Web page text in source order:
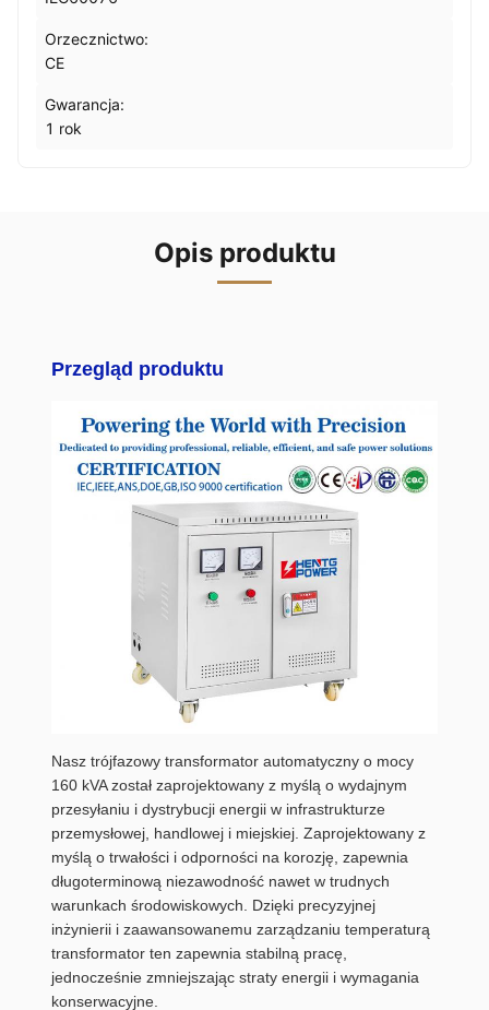
Orzecznictwo:
CE
Gwarancja:
1 rok
Opis produktu
Przegląd produktu
Nasz trójfazowy transformator automatyczny o mocy
160 kVA został zaprojektowany z myślą o wydajnym
przesyłaniu i dystrybucji energii w infrastrukturze
przemysłowej, handlowej i miejskiej. Zaprojektowany z
myślą o trwałości i odporności na korozję, zapewnia
długoterminową niezawodność nawet w trudnych
warunkach środowiskowych. Dzięki precyzyjnej
inżynierii i zaawansowanemu zarządzaniu temperaturą
transformator ten zapewnia stabilną pracę,
jednocześnie zmniejszając straty energii i wymagania
konserwacyjne.